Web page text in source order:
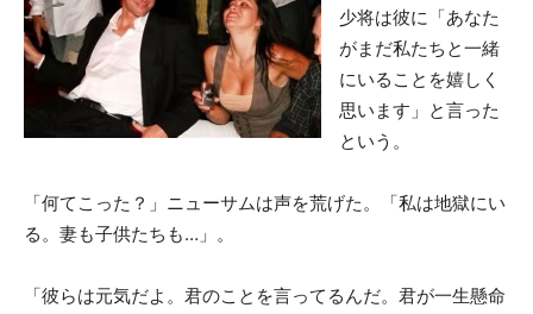
少将は彼に「あなた
がまだ私たちと一緒
にいることを嬉しく
思います」と言った
という。
「何てこった？」ニューサムは声を荒げた。「私は地獄にい
る。妻も子供たちも…」。
「彼らは元気だよ。君のことを言ってるんだ。君が一生懸命